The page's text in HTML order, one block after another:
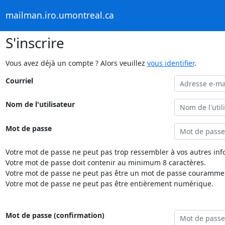
mailman.iro.umontreal.ca
S'inscrire
Vous avez déjà un compte ? Alors veuillez vous identifier.
Courriel
Nom de l'utilisateur
Mot de passe
Votre mot de passe ne peut pas trop ressembler à vos autres
Votre mot de passe doit contenir au minimum 8 caractères.
Votre mot de passe ne peut pas être un mot de passe
Votre mot de passe ne peut pas être entièrement numérique.
Mot de passe (confirmation)